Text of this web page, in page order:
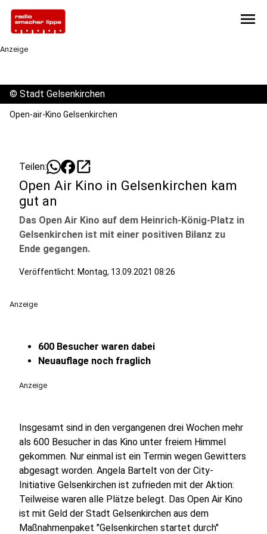
menu
Anzeige
© Stadt Gelsenkirchen
Open-air-Kino Gelsenkirchen
Teilen: open_in_new
Open Air Kino in Gelsenkirchen kam
gut an
Das Open Air Kino auf dem Heinrich-König-Platz in
Gelsenkirchen ist mit einer positiven Bilanz zu
Ende gegangen.
Veröffentlicht: Montag, 13.09.2021 08:26
Anzeige
600 Besucher waren dabei
Neuauflage noch fraglich
Anzeige
Insgesamt sind in den vergangenen drei Wochen mehr
als 600 Besucher in das Kino unter freiem Himmel
gekommen. Nur einmal ist ein Termin wegen Gewitters
abgesagt worden. Angela Bartelt von der City-
Initiative Gelsenkirchen ist zufrieden mit der Aktion:
Teilweise waren alle Plätze belegt. Das Open Air Kino
ist mit Geld der Stadt Gelsenkirchen aus dem
Maßnahmenpaket "Gelsenkirchen startet durch"